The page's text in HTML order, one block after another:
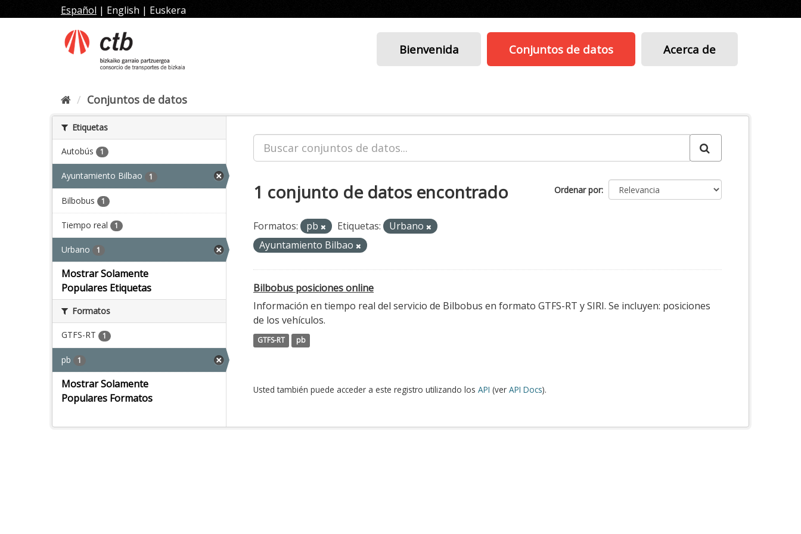
al
Español | English | Euskera
Bienvenida Conjuntos de datos Acerca de
Conjuntos de datos
Etiquetas
Autobús 1
Ayuntamiento Bilbao 1
Bilbobus 1
Tiempo real 1
Urbano 1
Mostrar Solamente
Populares Etiquetas
Formatos
GTFS-RT 1
pb 1
Mostrar Solamente
Populares Formatos
Ordenar por
1 conjunto de datos encontrado
Formatos: pb Etiquetas:
Urbano
Ayuntamiento Bilbao
Bilbobus posiciones online
Información en tiempo real del servicio de Bilbobus en formato GTFS-RT y SIRI. Se incluyen: posiciones
de los vehículos.
GTFS-RT pb
Usted también puede acceder a este registro utilizando los API (ver API Docs).